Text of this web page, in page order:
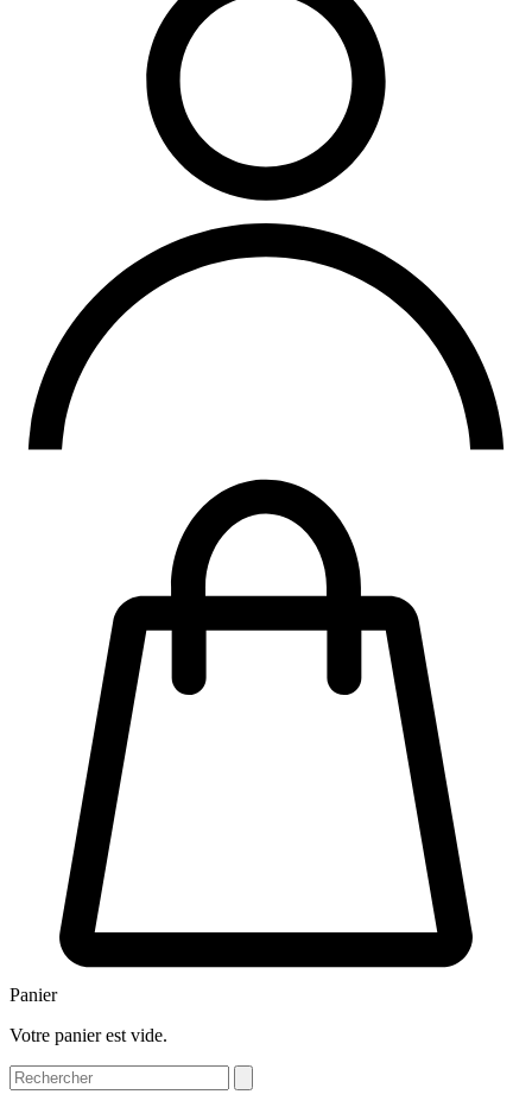
Panier
Votre panier est vide.